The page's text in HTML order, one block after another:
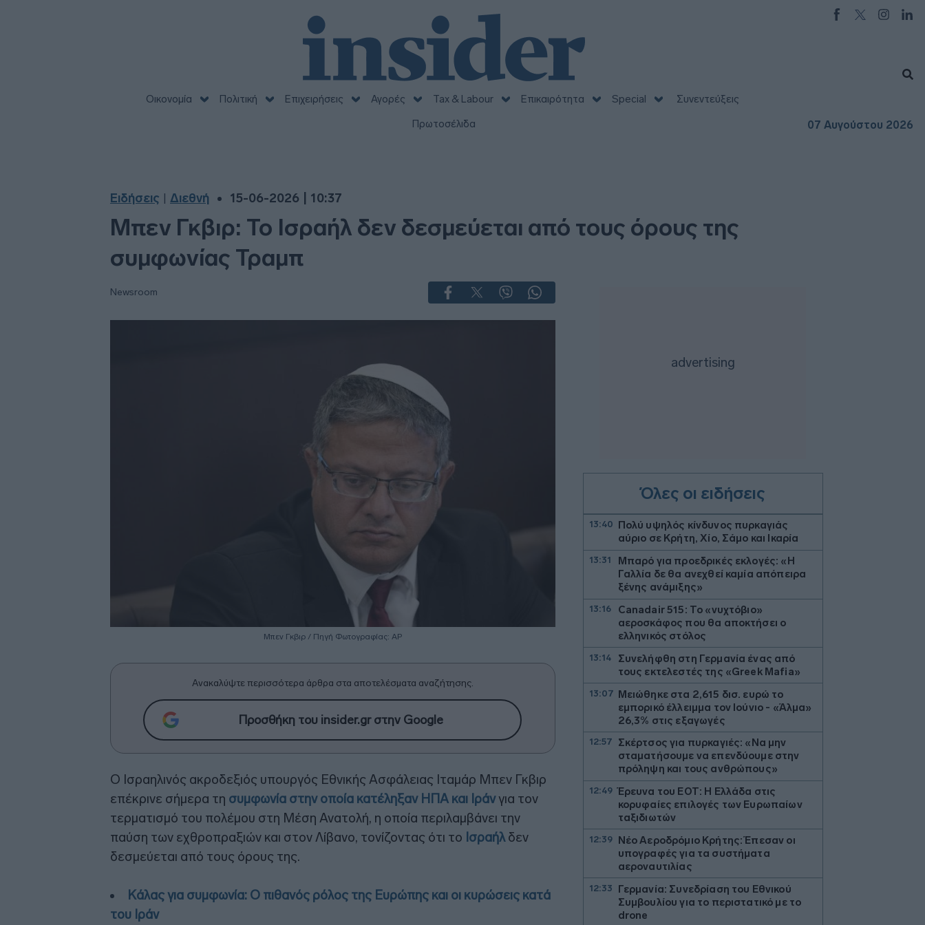
Οικονομία Πολιτική Επιχειρήσεις Αγορές Tax & Labour Επικαιρότητα Special
Συνεντεύξεις
Πρωτοσέλιδα
07 Αυγούστου 2026
Ειδήσεις Διεθνή 15-06-2026 | 10:37
Μπεν Γκβιρ: Το Ισραήλ δεν δεσμεύεται από τους όρους της
συμφωνίας Τραμπ
Newsroom
Μπεν Γκβιρ / Πηγή Φωτογραφίας: ΑΡ
Ανακαλύψτε περισσότερα άρθρα στα αποτελέσματα αναζήτησης.
Προσθήκη του insider.gr στην Google
Ο Ισραηλινός ακροδεξιός υπουργός Εθνικής Ασφάλειας Ιταμάρ Μπεν Γκβιρ
επέκρινε σήμερα τη συμφωνία στην οποία κατέληξαν ΗΠΑ και Ιράνγια τον
τερματισμό του πολέμου στη Μέση Ανατολή, η οποία περιλαμβάνει την
παύση των εχθροπραξιών και στον Λίβανο, τονίζοντας ότι το Ισραήλδεν
δεσμεύεται από τους όρους της.
Κάλας για συμφωνία: Ο πιθανός ρόλος της Ευρώπης και οι κυρώσεις κατά
του Ιράν
Όλες οι ειδήσεις
13:40
Πολύ υψηλός κίνδυνος πυρκαγιάς
αύριο σε Κρήτη, Χίο, Σάμο και Ικαρία
13:31
Μπαρό για προεδρικές εκλογές: «Η
Γαλλία δε θα ανεχθεί καμία απόπειρα
ξένης ανάμιξης»
13:16
Canadair 515: Το «νυχτόβιο»
αεροσκάφος που θα αποκτήσει ο
ελληνικός στόλος
13:14
Συνελήφθη στη Γερμανία ένας από
τους εκτελεστές της «Greek Mafia»
13:07 Μειώθηκε στα 2,615 δισ. ευρώ το
εμπορικό έλλειμμα τον Ιούνιο - «Άλμα»
26,3% στις εξαγωγές
12:57
Σκέρτσος για πυρκαγιές: «Nα μην
σταματήσουμε να επενδύουμε στην
πρόληψη και τους ανθρώπους»
12:49 Έρευνα του ΕΟΤ: Η Ελλάδα στις
κορυφαίες επιλογές των Ευρωπαίων
ταξιδιωτών
12:39
Νέο Αεροδρόμιο Κρήτης: Έπεσαν οι
υπογραφές για τα συστήματα
αεροναυτιλίας
12:33
Γερμανία: Συνεδρίαση του Εθνικού
Συμβουλίου για το περιστατικό με το
drone